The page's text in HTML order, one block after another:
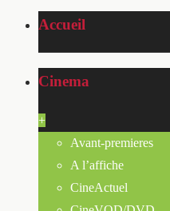
Accueil
Cinema
+
Avant-premieres
A l’affiche
CineActuel